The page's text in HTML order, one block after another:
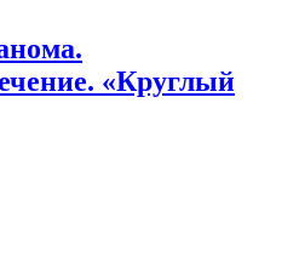
«Круглый